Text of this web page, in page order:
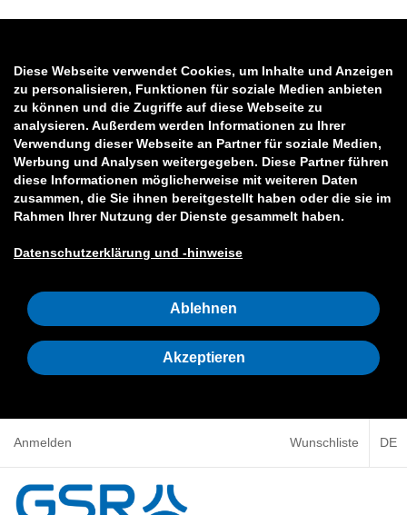
Diese Webseite verwendet Cookies, um Inhalte und Anzeigen
zu personalisieren, Funktionen für soziale Medien anbieten
zu können und die Zugriffe auf diese Webseite zu
analysieren. Außerdem werden Informationen zu Ihrer
Verwendung dieser Webseite an Partner für soziale Medien,
Werbung und Analysen weitergegeben. Diese Partner führen
diese Informationen möglicherweise mit weiteren Daten
zusammen, die Sie ihnen bereitgestellt haben oder die sie im
Rahmen Ihrer Nutzung der Dienste gesammelt haben.
Datenschutzerklärung und -hinweise
Ablehnen
Akzeptieren
Anmelden Wunschliste DE